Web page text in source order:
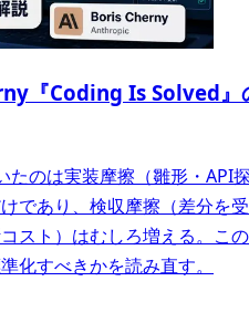
『Coding Is Solved』
たのは実装摩擦（雛形・API
であり、検収摩擦（差分を
スト）はむしろ増える。こ
化すべきかを読み直す。